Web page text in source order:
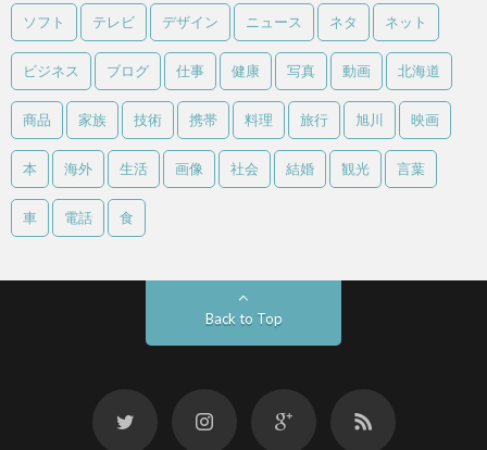
ソフト テレビ デザイン ニュース ネタ ネット
ビジネス ブログ 仕事 健康 写真 動画 北海道
商品 家族 技術 携帯 料理 旅行 旭川 映画
本 海外 生活 画像 社会 結婚 観光 言葉
車 電話 食
Back to Top